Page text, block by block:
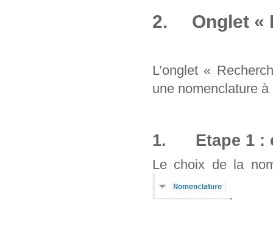
2. Onglet «
L’onglet «
une nomenclature
1. Etape 1 :
Le choix de la
.